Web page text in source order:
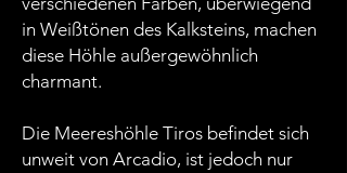
in Weißtönen des Kalksteins, machen
diese Höhle außergewöhnlich
charmant.
Die Meereshöhle Tiros befindet sich
unweit von Arcadio, ist jedoch nur